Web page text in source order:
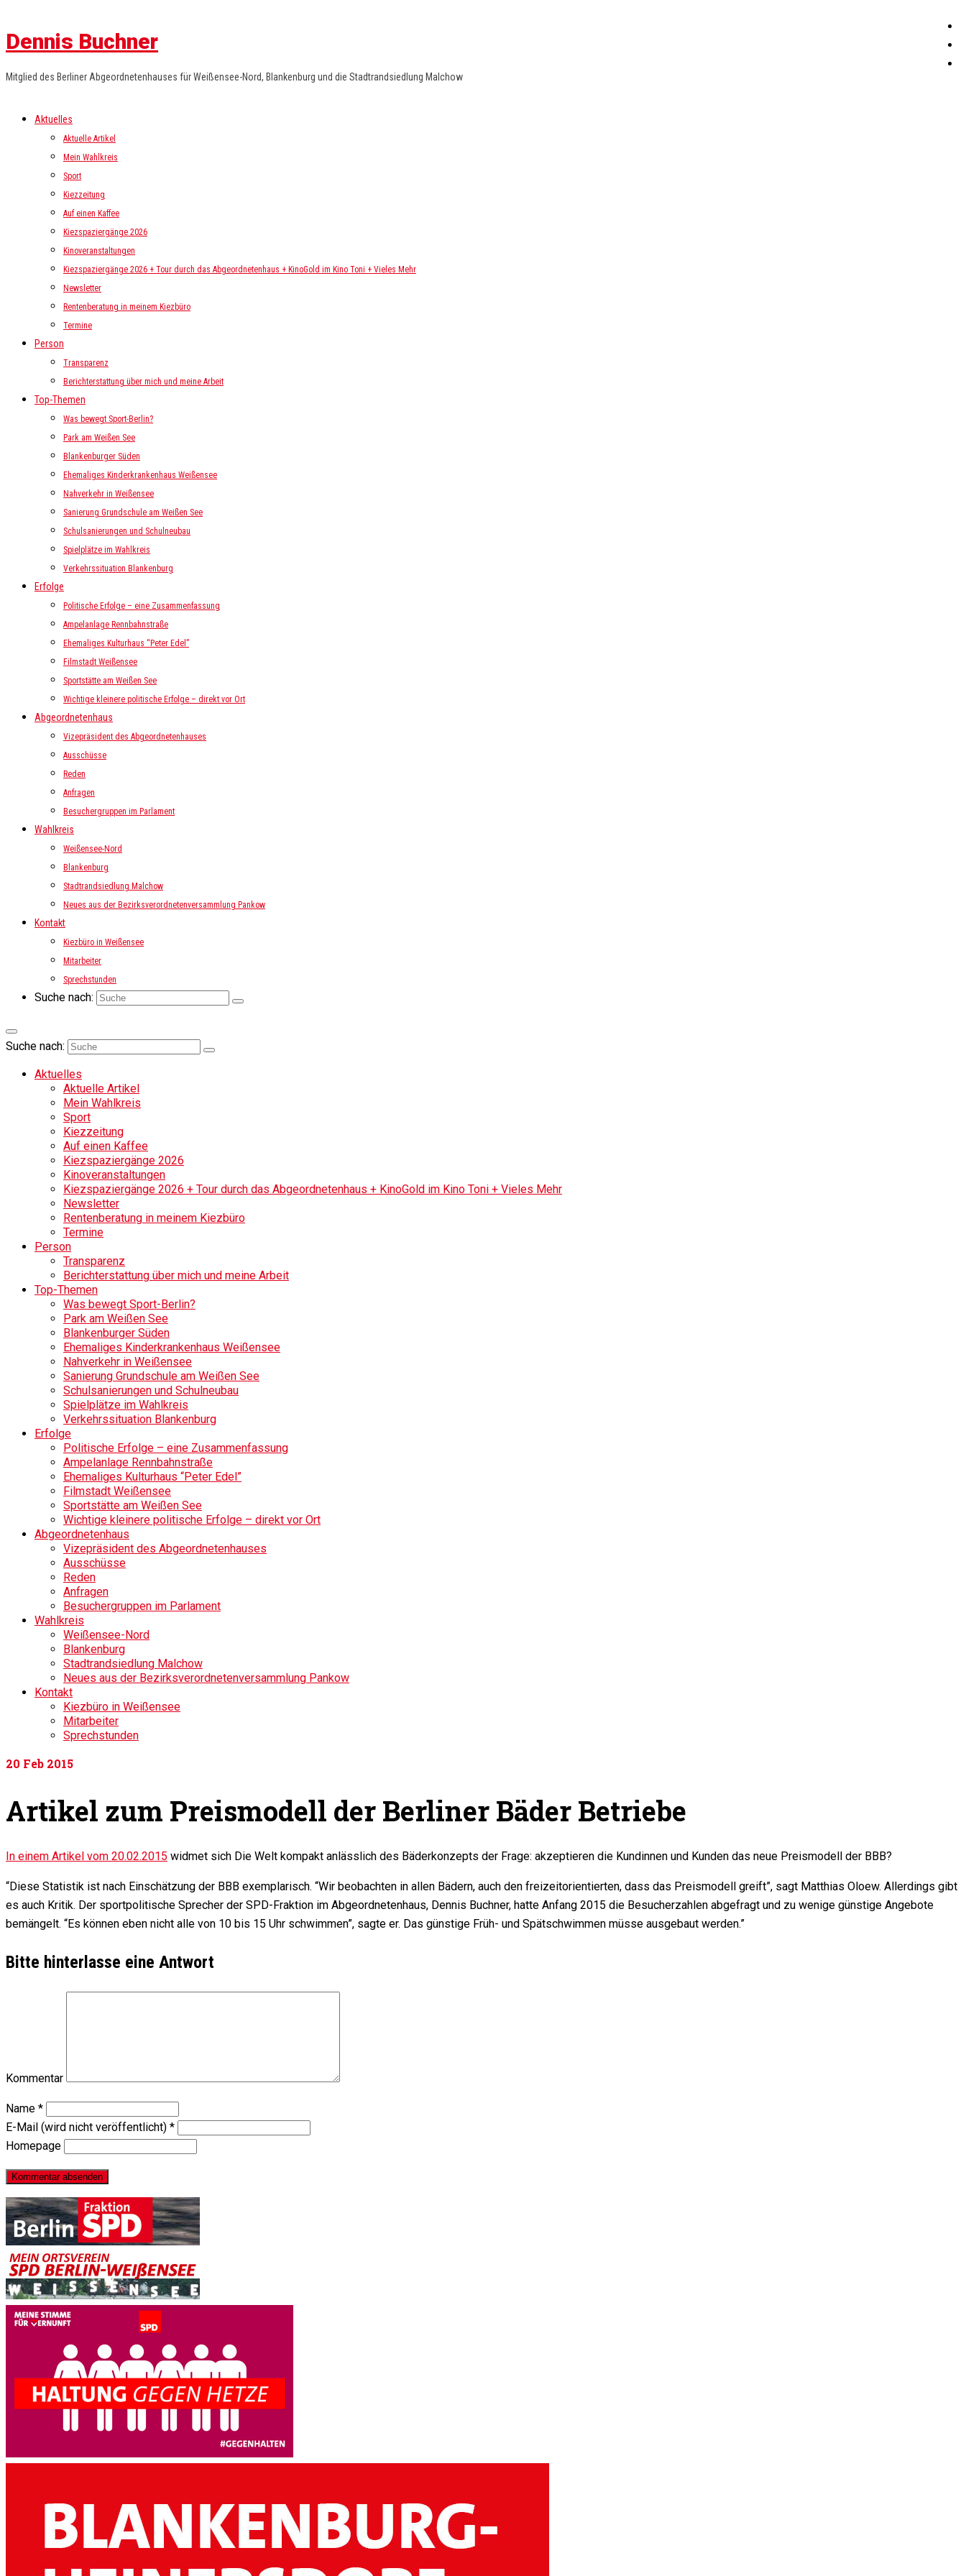
Dennis Buchner
Mitglied des Berliner Abgeordnetenhauses für Weißensee-Nord, Blankenburg und die Stadtrandsiedlung Malchow
Aktuelles
Aktuelle Artikel
Mein Wahlkreis
Sport
Kiezzeitung
Auf einen Kaffee
Kiezspaziergänge 2026
Kinoveranstaltungen
Kiezspaziergänge 2026 + Tour durch das Abgeordnetenhaus + KinoGold im Kino Toni + Vieles Mehr
Newsletter
Rentenberatung in meinem Kiezbüro
Termine
Person
Transparenz
Berichterstattung über mich und meine Arbeit
Top-Themen
Was bewegt Sport-Berlin?
Park am Weißen See
Blankenburger Süden
Ehemaliges Kinderkrankenhaus Weißensee
Nahverkehr in Weißensee
Sanierung Grundschule am Weißen See
Schulsanierungen und Schulneubau
Spielplätze im Wahlkreis
Verkehrssituation Blankenburg
Erfolge
Politische Erfolge – eine Zusammenfassung
Ampelanlage Rennbahnstraße
Ehemaliges Kulturhaus “Peter Edel”
Filmstadt Weißensee
Sportstätte am Weißen See
Wichtige kleinere politische Erfolge – direkt vor Ort
Abgeordnetenhaus
Vizepräsident des Abgeordnetenhauses
Ausschüsse
Reden
Anfragen
Besuchergruppen im Parlament
Wahlkreis
Weißensee-Nord
Blankenburg
Stadtrandsiedlung Malchow
Neues aus der Bezirksverordnetenversammlung Pankow
Kontakt
Kiezbüro in Weißensee
Mitarbeiter
Sprechstunden
Suche nach:
Suche nach:
Aktuelles
Aktuelle Artikel
Mein Wahlkreis
Sport
Kiezzeitung
Auf einen Kaffee
Kiezspaziergänge 2026
Kinoveranstaltungen
Kiezspaziergänge 2026 + Tour durch das Abgeordnetenhaus + KinoGold im Kino Toni + Vieles Mehr
Newsletter
Rentenberatung in meinem Kiezbüro
Termine
Person
Transparenz
Berichterstattung über mich und meine Arbeit
Top-Themen
Was bewegt Sport-Berlin?
Park am Weißen See
Blankenburger Süden
Ehemaliges Kinderkrankenhaus Weißensee
Nahverkehr in Weißensee
Sanierung Grundschule am Weißen See
Schulsanierungen und Schulneubau
Spielplätze im Wahlkreis
Verkehrssituation Blankenburg
Erfolge
Politische Erfolge – eine Zusammenfassung
Ampelanlage Rennbahnstraße
Ehemaliges Kulturhaus “Peter Edel”
Filmstadt Weißensee
Sportstätte am Weißen See
Wichtige kleinere politische Erfolge – direkt vor Ort
Abgeordnetenhaus
Vizepräsident des Abgeordnetenhauses
Ausschüsse
Reden
Anfragen
Besuchergruppen im Parlament
Wahlkreis
Weißensee-Nord
Blankenburg
Stadtrandsiedlung Malchow
Neues aus der Bezirksverordnetenversammlung Pankow
Kontakt
Kiezbüro in Weißensee
Mitarbeiter
Sprechstunden
20 Feb 2015
Artikel zum Preismodell der Berliner Bäder Betriebe
In einem Artikel vom 20.02.2015 widmet sich Die Welt kompakt anlässlich des Bäderkonzepts der Frage: akzeptieren die Kundinnen und Kunden das neue Preismodell der BBB?
“Diese Statistik ist nach Einschätzung der BBB exemplarisch. “Wir beobachten in allen Bädern, auch den freizeitorientierten, dass das Preismodell greift”, sagt Matthias Oloew. Allerdings gibt
es auch Kritik. Der sportpolitische Sprecher der SPD-Fraktion im Abgeordnetenhaus, Dennis Buchner, hatte Anfang 2015 die Besucherzahlen abgefragt und zu wenige günstige Angebote
bemängelt. “Es können eben nicht alle von 10 bis 15 Uhr schwimmen”, sagte er. Das günstige Früh- und Spätschwimmen müsse ausgebaut werden.”
Bitte hinterlasse eine Antwort
Kommentar
Name *
E-Mail (wird nicht veröffentlicht) *
Homepage